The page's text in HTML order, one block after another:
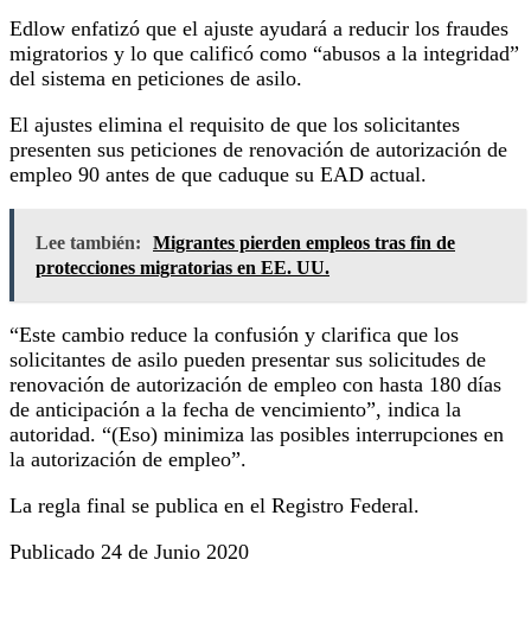
Edlow enfatizó que el ajuste ayudará a reducir los fraudes
migratorios y lo que calificó como “abusos a la integridad”
del sistema en peticiones de asilo.
El ajustes elimina el requisito de que los solicitantes
presenten sus peticiones de renovación de autorización de
empleo 90 antes de que caduque su EAD actual.
Lee también:
Migrantes pierden empleos tras fin de
protecciones migratorias en EE. UU.
“Este cambio reduce la confusión y clarifica que los
solicitantes de asilo pueden presentar sus solicitudes de
renovación de autorización de empleo con hasta 180 días
de anticipación a la fecha de vencimiento”, indica la
autoridad. “(Eso) minimiza las posibles interrupciones en
la autorización de empleo”.
La regla final se publica en el Registro Federal.
Publicado 24 de Junio 2020